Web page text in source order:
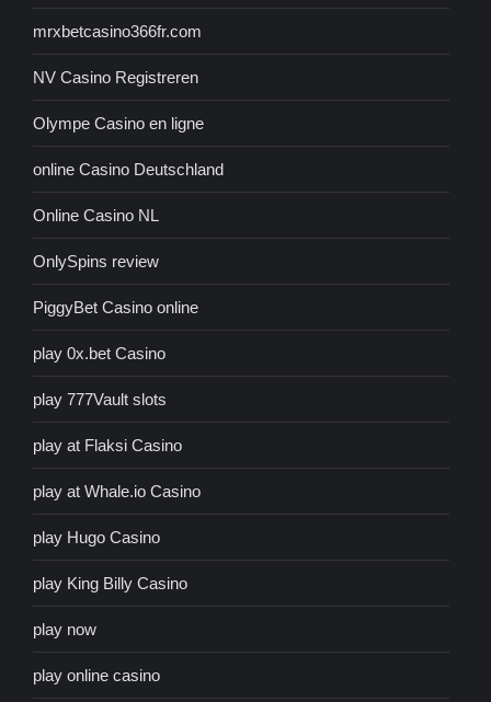
mrxbetcasino366fr.com
NV Casino Registreren
Olympe Casino en ligne
online Casino Deutschland
Online Casino NL
OnlySpins review
PiggyBet Casino online
play 0x.bet Casino
play 777Vault slots
play at Flaksi Casino
play at Whale.io Casino
play Hugo Casino
play King Billy Casino
play now
play online casino